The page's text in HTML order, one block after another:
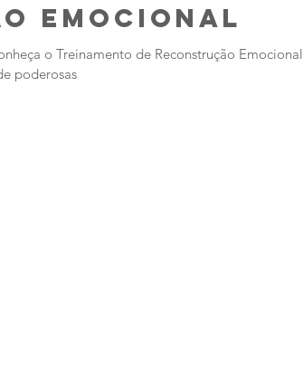
Emocional
o Treinamento de Reconstrução Emocional
poderosas